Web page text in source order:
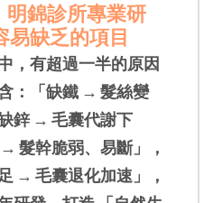
明錦診所專業研
易缺乏的項目
，有超過一半的原因
：「缺鐵 → 髮絲變
鋅 → 毛囊代謝下
髮幹脆弱、易斷」，
→ 毛囊退化加速」，